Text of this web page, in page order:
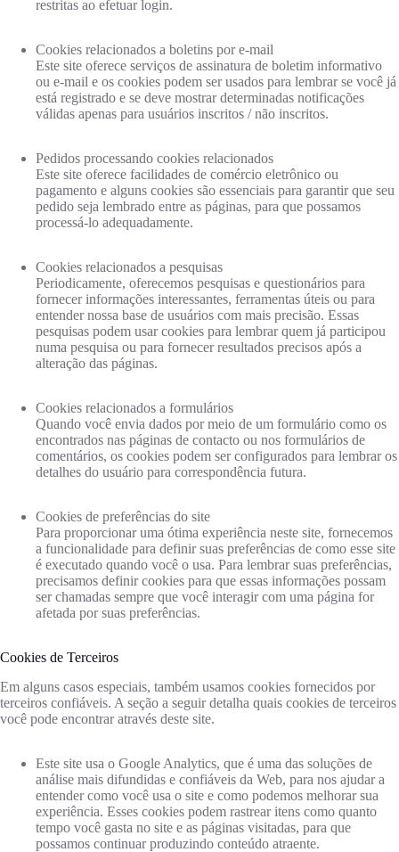
restritas ao efetuar login.
Cookies relacionados a boletins por e-mail
Este site oferece serviços de assinatura de boletim informativo
ou e-mail e os cookies podem ser usados ​​para lembrar se você já
está registrado e se deve mostrar determinadas notificações
válidas apenas para usuários inscritos / não inscritos.
Pedidos processando cookies relacionados
Este site oferece facilidades de comércio eletrônico ou
pagamento e alguns cookies são essenciais para garantir que seu
pedido seja lembrado entre as páginas, para que possamos
processá-lo adequadamente.
Cookies relacionados a pesquisas
Periodicamente, oferecemos pesquisas e questionários para
fornecer informações interessantes, ferramentas úteis ou para
entender nossa base de usuários com mais precisão. Essas
pesquisas podem usar cookies para lembrar quem já participou
numa pesquisa ou para fornecer resultados precisos após a
alteração das páginas.
Cookies relacionados a formulários
Quando você envia dados por meio de um formulário como os
encontrados nas páginas de contacto ou nos formulários de
comentários, os cookies podem ser configurados para lembrar os
detalhes do usuário para correspondência futura.
Cookies de preferências do site
Para proporcionar uma ótima experiência neste site, fornecemos
a funcionalidade para definir suas preferências de como esse site
é executado quando você o usa. Para lembrar suas preferências,
precisamos definir cookies para que essas informações possam
ser chamadas sempre que você interagir com uma página for
afetada por suas preferências.
Cookies de Terceiros
Em alguns casos especiais, também usamos cookies fornecidos por
terceiros confiáveis. A seção a seguir detalha quais cookies de terceiros
você pode encontrar através deste site.
Este site usa o Google Analytics, que é uma das soluções de
análise mais difundidas e confiáveis ​​da Web, para nos ajudar a
entender como você usa o site e como podemos melhorar sua
experiência. Esses cookies podem rastrear itens como quanto
tempo você gasta no site e as páginas visitadas, para que
possamos continuar produzindo conteúdo atraente.